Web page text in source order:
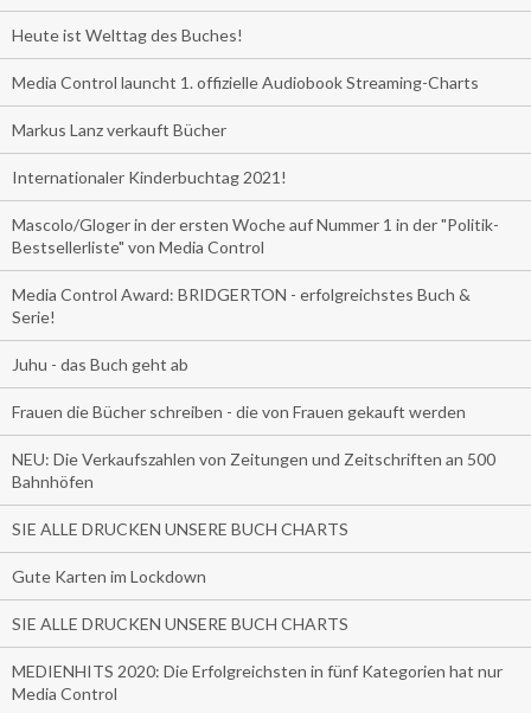
Heute ist Welttag des Buches!
Media Control launcht 1. offizielle Audiobook Streaming-Charts
Markus Lanz verkauft Bücher
Internationaler Kinderbuchtag 2021!
Mascolo/Gloger in der ersten Woche auf Nummer 1 in der "Politik-
Bestsellerliste" von Media Control
Media Control Award: BRIDGERTON - erfolgreichstes Buch &
Serie!
Juhu - das Buch geht ab
Frauen die Bücher schreiben - die von Frauen gekauft werden
NEU: Die Verkaufszahlen von Zeitungen und Zeitschriften an 500
Bahnhöfen
SIE ALLE DRUCKEN UNSERE BUCH CHARTS
Gute Karten im Lockdown
SIE ALLE DRUCKEN UNSERE BUCH CHARTS
MEDIENHITS 2020: Die Erfolgreichsten in fünf Kategorien hat nur
Media Control